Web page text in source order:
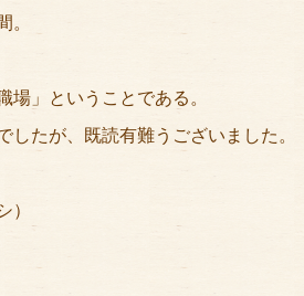
。
」ということである。
たが、既読有難うございました。